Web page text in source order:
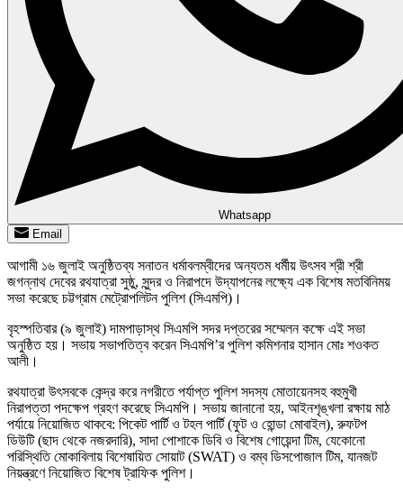
Whatsapp
Email
আগামী ১৬ জুলাই অনুষ্ঠিতব্য সনাতন ধর্মাবলম্বীদের অন্যতম ধর্মীয় উৎসব শ্রী শ্রী
জগন্নাথ দেবের রথযাত্রা সুষ্ঠু, সুন্দর ও নিরাপদে উদ্‌যাপনের লক্ষ্যে এক বিশেষ মতবিনিময়
সভা করেছে চট্টগ্রাম মেট্রোপলিটন পুলিশ (সিএমপি)।
বৃহস্পতিবার (৯ জুলাই) দামপাড়াস্থ সিএমপি সদর দপ্তরের সম্মেলন কক্ষে এই সভা
অনুষ্ঠিত হয়। সভায় সভাপতিত্ব করেন সিএমপি’র পুলিশ কমিশনার হাসান মোঃ শওকত
আলী।
রথযাত্রা উৎসবকে কেন্দ্র করে নগরীতে পর্যাপ্ত পুলিশ সদস্য মোতায়েনসহ বহুমুখী
নিরাপত্তা পদক্ষেপ গ্রহণ করেছে সিএমপি। সভায় জানানো হয়, আইনশৃঙ্খলা রক্ষায় মাঠ
পর্যায়ে নিয়োজিত থাকবে: পিকেট পার্টি ও টহল পার্টি (ফুট ও হোন্ডা মোবাইল), রুফটপ
ডিউটি (ছাদ থেকে নজরদারি), সাদা পোশাকে ডিবি ও বিশেষ গোয়েন্দা টিম, যেকোনো
পরিস্থিতি মোকাবিলায় বিশেষায়িত সোয়াট (SWAT) ও বম্ব ডিসপোজাল টিম, যানজট
নিয়ন্ত্রণে নিয়োজিত বিশেষ ট্রাফিক পুলিশ।